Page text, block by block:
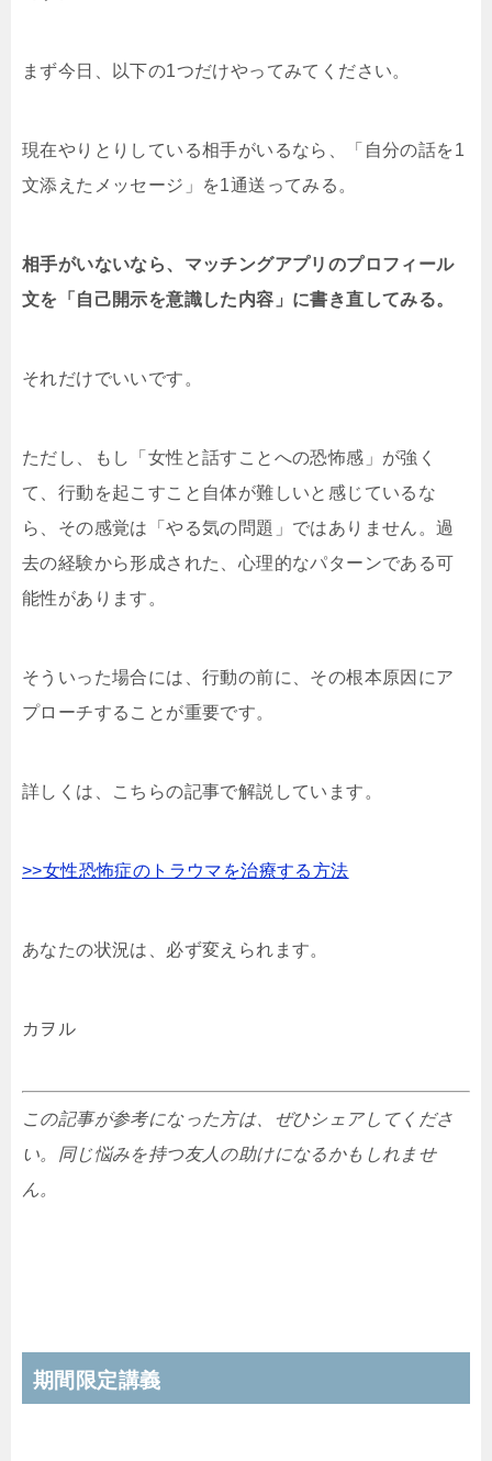
まず今日、以下の1つだけやってみてください。
現在やりとりしている相手がいるなら、「自分の話を1
文添えたメッセージ」を1通送ってみる。
相手がいないなら、マッチングアプリのプロフィール
文を「自己開示を意識した内容」に書き直してみる。
それだけでいいです。
ただし、もし「女性と話すことへの恐怖感」が強く
て、行動を起こすこと自体が難しいと感じているな
ら、その感覚は「やる気の問題」ではありません。過
去の経験から形成された、心理的なパターンである可
能性があります。
そういった場合には、行動の前に、その根本原因にア
プローチすることが重要です。
詳しくは、こちらの記事で解説しています。
>>女性恐怖症のトラウマを治療する方法
あなたの状況は、必ず変えられます。
カヲル
この記事が参考になった方は、ぜひシェアしてくださ
い。同じ悩みを持つ友人の助けになるかもしれませ
ん。
期間限定講義